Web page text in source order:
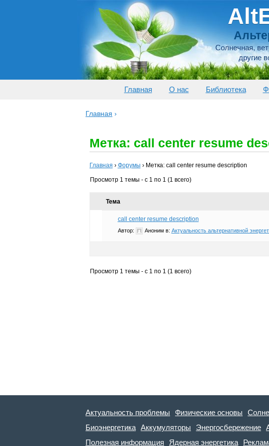
Солнечная,
другие
Главная О нас Библиотека
Главная ›
Метка: call center resume
Главная › Форумы › Метка: call center resume description
Просмотр 1 темы - с 1 по 1 (1 всего)
Тема
call center resume description
Автор: Аноним в: Актуальность альтернативной
Просмотр 1 темы - с 1 по 1 (1 всего)
Актуальность проблемы Физические основы
Биоэнергетика Аккумуляторы Энергосбережение
Полезная информация
Ядерная энергетика